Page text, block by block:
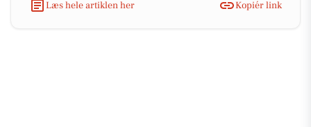
Læs hele artiklen her Kopiér link